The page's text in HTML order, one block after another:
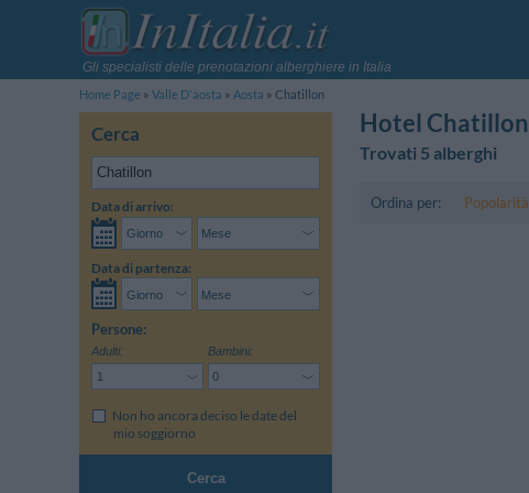
Gli specialisti delle prenotazioni alberghiere in Italia
Home Page
Valle D'aosta Aosta Chatillon
Cerca
Data di arrivo:
Data di partenza:
Persone:
Adulti: Bambini:
Non ho ancora deciso le date del
mio soggiorno
Cerca
Hotel Chatillon
Trovati 5 alberghi
Ordina per: Popolarità